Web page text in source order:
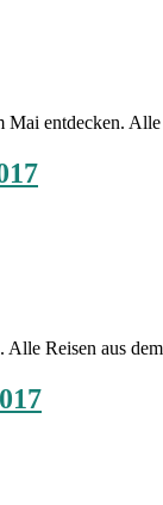
entdecken.
Reisen aus